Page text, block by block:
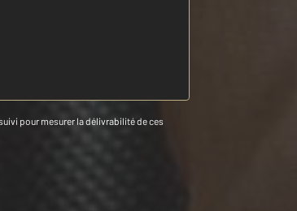
pour mesurer la délivrabilité de ces